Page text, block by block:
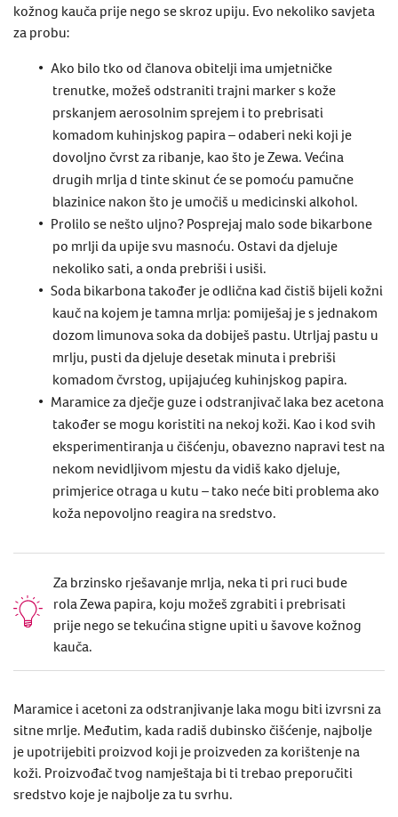
kožnog kauča prije nego se skroz upiju. Evo nekoliko savjeta
za probu:
Ako bilo tko od članova obitelji ima umjetničke
trenutke, možeš odstraniti trajni marker s kože
prskanjem aerosolnim sprejem i to prebrisati
komadom kuhinjskog papira – odaberi neki koji je
dovoljno čvrst za ribanje, kao što je Zewa. Većina
drugih mrlja d tinte skinut će se pomoću pamučne
blazinice nakon što je umočiš u medicinski alkohol.
Prolilo se nešto uljno? Posprejaj malo sode bikarbone
po mrlji da upije svu masnoću. Ostavi da djeluje
nekoliko sati, a onda prebriši i usiši.
Soda bikarbona također je odlična kad čistiš bijeli kožni
kauč na kojem je tamna mrlja: pomiješaj je s jednakom
dozom limunova soka da dobiješ pastu. Utrljaj pastu u
mrlju, pusti da djeluje desetak minuta i prebriši
komadom čvrstog, upijajućeg kuhinjskog papira.
Maramice za dječje guze i odstranjivač laka bez acetona
također se mogu koristiti na nekoj koži. Kao i kod svih
eksperimentiranja u čišćenju, obavezno napravi test na
nekom nevidljivom mjestu da vidiš kako djeluje,
primjerice otraga u kutu – tako neće biti problema ako
koža nepovoljno reagira na sredstvo.
Za brzinsko rješavanje mrlja, neka ti pri ruci bude
rola Zewa papira, koju možeš zgrabiti i prebrisati
prije nego se tekućina stigne upiti u šavove kožnog
kauča.
Maramice i acetoni za odstranjivanje laka mogu biti izvrsni za
sitne mrlje. Međutim, kada radiš dubinsko čišćenje, najbolje
je upotrijebiti proizvod koji je proizveden za korištenje na
koži. Proizvođač tvog namještaja bi ti trebao preporučiti
sredstvo koje je najbolje za tu svrhu.